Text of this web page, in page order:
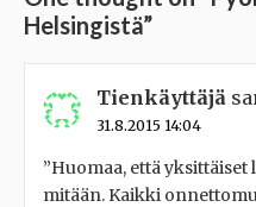
Helsingistä”
Tienkäyttäjä
31.8.2015 14:04
”Huomaa, että
mitään. Kaikki